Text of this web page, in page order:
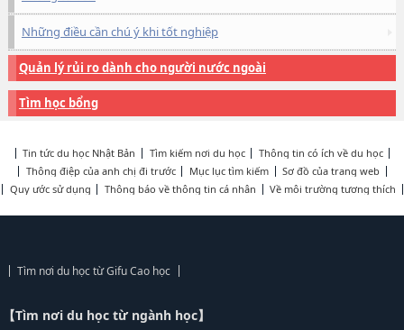
Những điều cần chú ý khi tốt nghiệp
Quản lý rủi ro dành cho người nước ngoài
Tìm học bổng
Tin tức du học Nhật Bản Tìm kiếm nơi du học
Thông tin có ích về du học
Thông điệp của anh chị đi trước
Mục lục tìm kiếm
Sơ đồ của trang web
Quy ước sử dụng
Thông báo về thông tin cá nhân Về môi trường tương thích
Tìm nơi du học từ Gifu Cao học
【Tìm nơi du học từ ngành học】